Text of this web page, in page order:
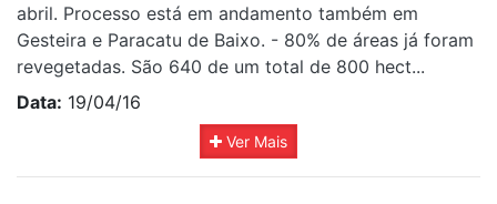
abril. Processo está em andamento também em
Gesteira e Paracatu de Baixo. - 80% de áreas já foram
revegetadas. São 640 de um total de 800 hect...
Data: 19/04/16
Ver Mais